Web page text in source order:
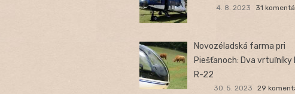
4. 8. 2023 31
Novozéladská farma pri
Piešťanoch: Dva vrtuľníky
R-22
30. 5. 2023 29